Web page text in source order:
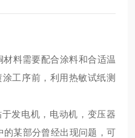
材料需要配合涂料和合适温
工序前，利用热敏试纸测
于发电机，电动机，变压器
的某部分曾经出现问题，可